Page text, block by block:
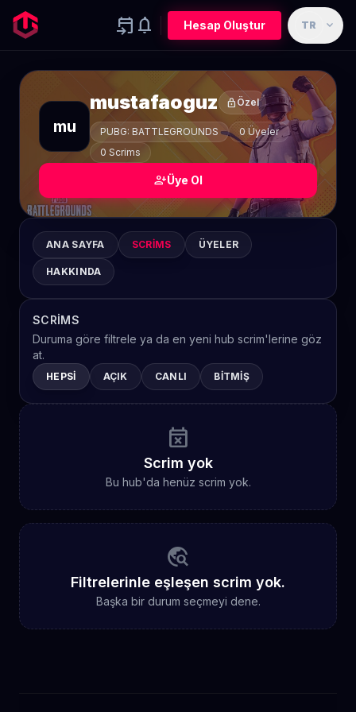
event_upcoming notifications Hesap Oluştur TR expand_more
mu
mustafaoguz lockÖzel
PUBG: BATTLEGROUNDS
0 Üyeler
0 Scrims
person_addÜye Ol
ANA SAYFA SCRIMS ÜYELER
HAKKINDA
SCRIMS
Duruma göre filtrele ya da en yeni hub scrim'lerine göz
at.
HEPSI AÇIK CANLI BITMIŞ
event_busy
Scrim yok
Bu hub'da henüz scrim yok.
travel_explore
Filtrelerinle eşleşen scrim yok.
Başka bir durum seçmeyi dene.